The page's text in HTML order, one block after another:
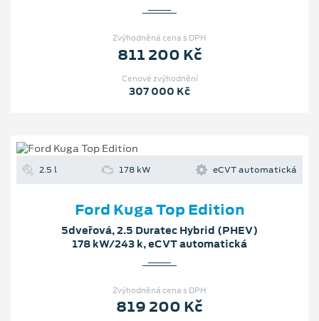
Zvýhodněná cena s DPH
811 200 Kč
Cenové zvýhodnění
307 000 Kč
2.5 l 178 kW eCVT automatická
Ford Kuga Top Edition
5dveřová, 2.5 Duratec Hybrid (PHEV)
178 kW/243 k, eCVT automatická
Zvýhodněná cena s DPH
819 200 Kč